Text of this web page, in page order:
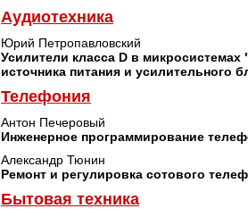
Аудиотехника
Юрий Петропавловский
Усилители класса D в
источника питания и усилительного
Телефония
Антон Печеровый
Инженерное программирование
Александр Тюнин
Ремонт и регулировка сотового
Бытовая техника